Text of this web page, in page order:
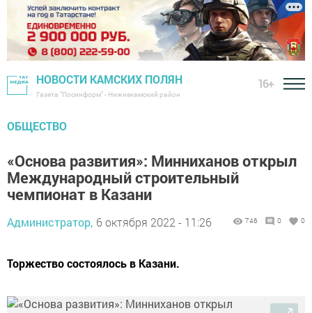
НОВОСТИ КАМСКИХ ПОЛЯН
Газета "Посинформ" - Нижнекамский район
16+
ОБЩЕСТВО
«Основа развития»: Минниханов открыл
Международный строительный
чемпионат в Казани
Администратор, 6 октября 2022 - 11:26 746 0 0
Торжество состоялось в Казани.